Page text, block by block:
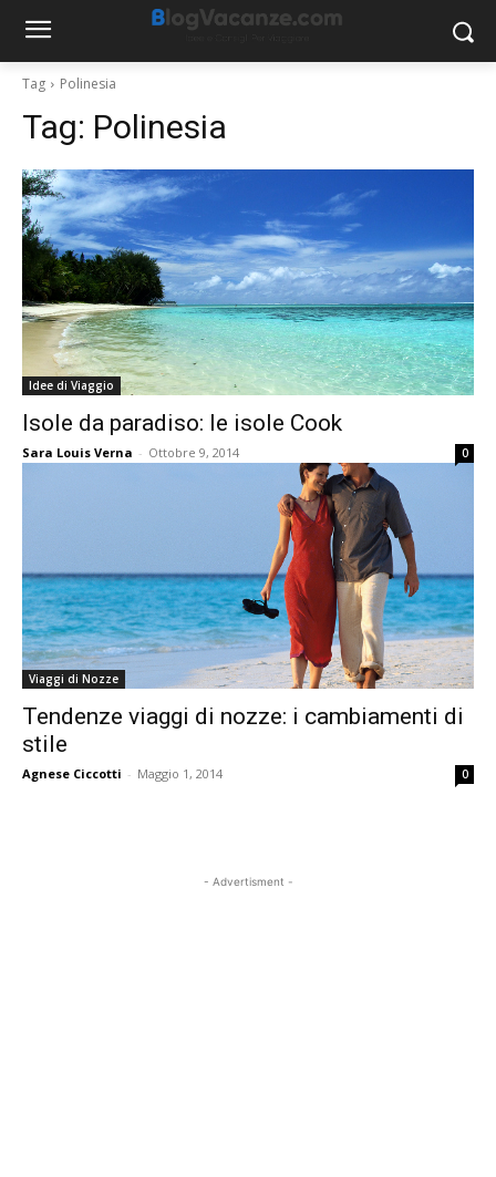
Tag Polinesia
Tag: Polinesia
Idee di Viaggio
Isole da paradiso: le isole Cook
Sara Louis Verna - Ottobre 9, 2014 0
Viaggi di Nozze
Tendenze viaggi di nozze: i cambiamenti di
stile
Agnese Ciccotti - Maggio 1, 2014 0
- Advertisment -